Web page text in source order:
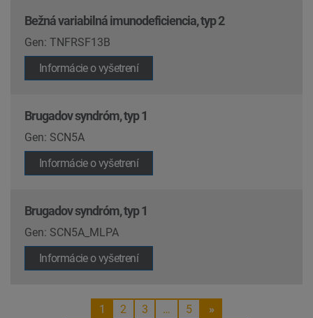
Bežná variabilná imunodeficiencia, typ 2
Gen: TNFRSF13B
Informácie o vyšetrení
Brugadov syndróm, typ 1
Gen: SCN5A
Informácie o vyšetrení
Brugadov syndróm, typ 1
Gen: SCN5A_MLPA
Informácie o vyšetrení
1 2 3 … 5
»